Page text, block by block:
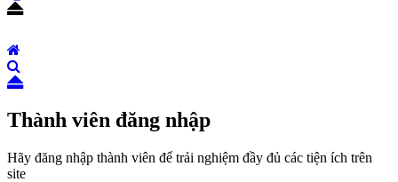
Thành viên đăng nhập
Hãy đăng nhập thành viên để trải nghiệm đầy đủ các tiện ích trên
site